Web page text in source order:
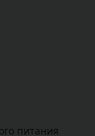
питания